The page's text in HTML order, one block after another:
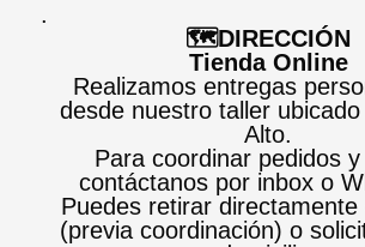
.
🗺️DIRECCIÓN
Tienda Online
Realizamos entregas
desde nuestro taller
Alto.
Para coordinar pedidos
contáctanos por inbox o
Puedes retirar directamente
(previa coordinación) o